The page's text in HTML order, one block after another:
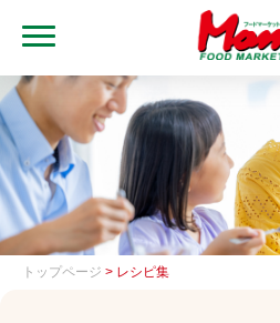
トップ
ブランド・店舗
マムアプリ
マムEdy
トップページ > レシピ集